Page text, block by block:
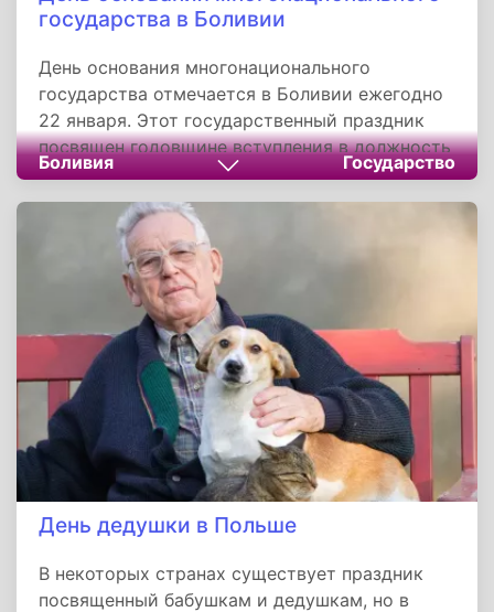
государства в Боливии
День основания многонационального
государства отмечается в Боливии ежегодно
22 января. Этот государственный праздник
посвящен годовщине вступления в должность
президента страны Хуана Эво Моралеса Аймы
- первого представителя коренного населения
Америки, который стал руководителем
Боливии со времен испанской колонизации.
Боливия Государство
День дедушки в Польше
В некоторых странах существует праздник
посвященный бабушкам и дедушкам, но в